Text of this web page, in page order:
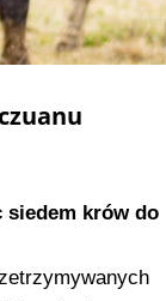
siedem krów do